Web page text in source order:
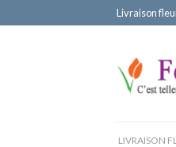
Livraison
LIVRAISON